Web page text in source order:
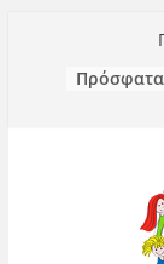
περιεχόμενο